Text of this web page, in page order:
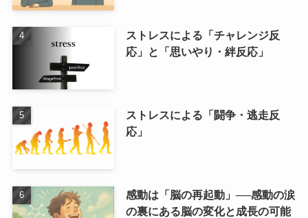
ストレスによる「チャレンジ反
応」と「思いやり・絆反応」
ストレスによる「闘争・逃走反
応」
感動は「脳の再起動」──感動の涙
の裏にある脳の変化と成長の可能